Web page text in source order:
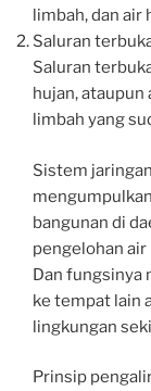
limbah, dan air
Saluran
Saluran
hujan, ataupun
limbah yang
Sistem
bangunan di
pengelohan air
Dan fungsinya
ke tempat lain
lingkungan
Prinsip